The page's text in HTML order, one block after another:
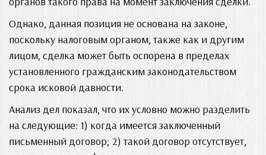
Однако, данная позиция не основана на законе,
поскольку налоговым органом, также как и другим
лицом, сделка может быть оспорена в пределах
установленного гражданским законодательством
срока исковой давности.
Анализ дел показал, что их условно можно разделить
на следующие: 1) когда имеется заключенный
письменный договор; 2) такой договор отсутствует,